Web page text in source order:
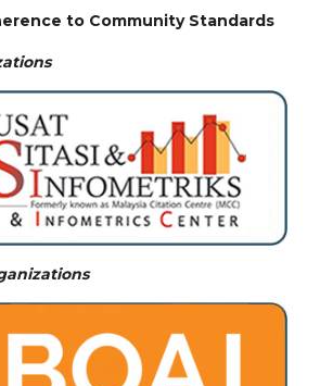
to Community Standards